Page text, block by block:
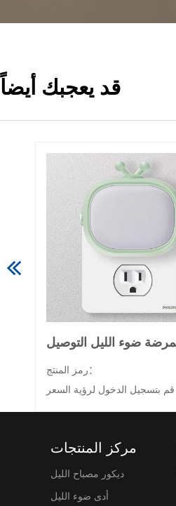
قد يعجبك أيضاً
ضوء الليل التوصيل
رمز المنتج：
قم بتسجيل الدخول لرؤية السعر
مركز المنتجات
ديكور مصباح الليل
أدى ضوء الليل